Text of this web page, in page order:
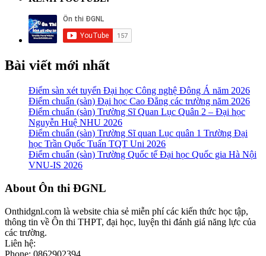
Bài viết mới nhất
Điểm sàn xét tuyển Đại học Công nghệ Đông Á năm 2026
Điểm chuẩn (sàn) Đại học Cao Đẳng các trường năm 2026
Điểm chuẩn (sàn) Trường Sĩ Quan Lục Quân 2 – Đại học
Nguyễn Huệ NHU 2026
Điểm chuẩn (sàn) Trường Sĩ quan Lục quân 1 Trường Đại
học Trần Quốc Tuấn TQT Uni 2026
Điểm chuẩn (sàn) Trường Quốc tế Đại học Quốc gia Hà Nội
VNU-IS 2026
Footer
About Ôn thi ĐGNL
Onthidgnl.com là website chia sẻ miễn phí các kiến thức học tập,
thông tin về Ôn thi THPT, đại học, luyện thi đánh giá năng lực của
các trường.
Liên hệ:
Phone: 0862902394